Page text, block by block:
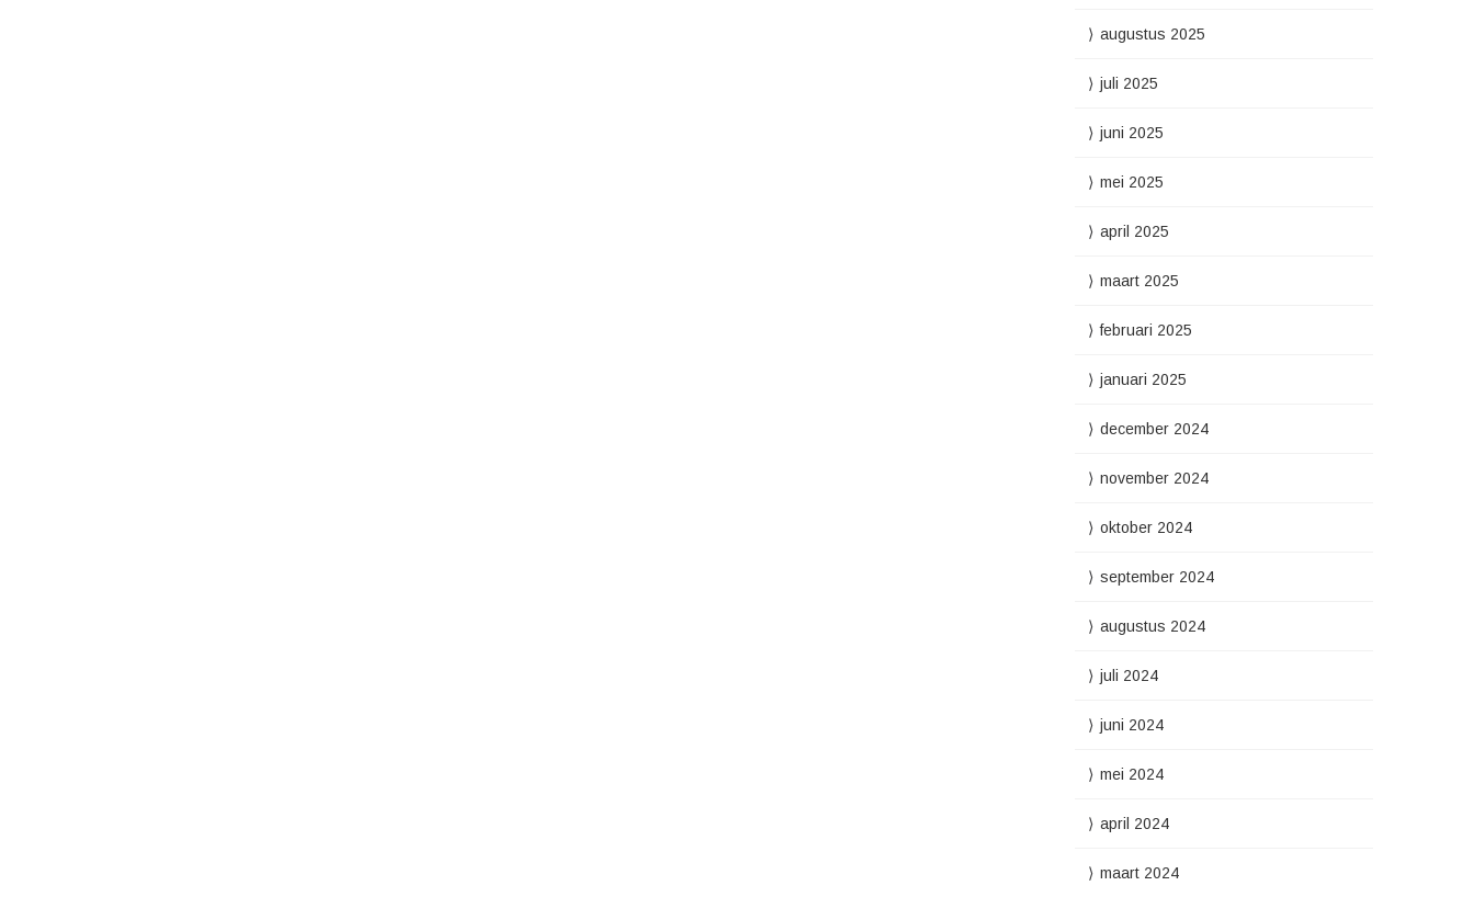
augustus 2025
juli 2025
juni 2025
mei 2025
april 2025
maart 2025
februari 2025
januari 2025
december 2024
november 2024
oktober 2024
september 2024
augustus 2024
juli 2024
juni 2024
mei 2024
april 2024
maart 2024